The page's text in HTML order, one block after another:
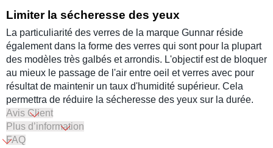
Limiter la sécheresse des yeux
La particuliarité des verres de la marque Gunnar réside
également dans la forme des verres qui sont pour la plupart
des modèles très galbés et arrondis. L'objectif est de bloquer
au mieux le passage de l'air entre oeil et verres avec pour
résultat de maintenir un taux d'humidité supérieur. Cela
permettra de réduire la sécheresse des yeux sur la durée.
Avis Client
Plus d’information
FAQ